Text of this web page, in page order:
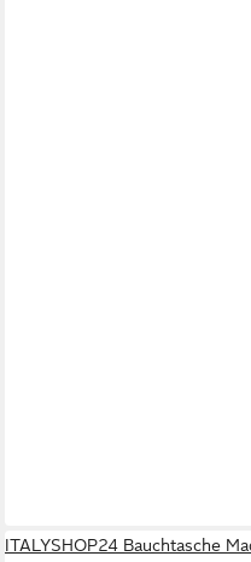
ITALYSHOP24 Bauchtasche